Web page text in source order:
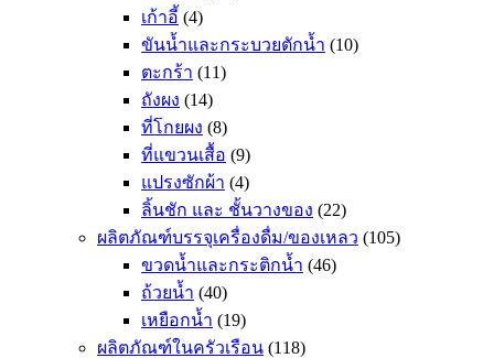
เก้าอี้ (4)
ขันน้ำและกระบวยตักน้ำ (10)
ตะกร้า (11)
ถังผง (14)
ที่โกยผง (8)
ที่แขวนเสื้อ (9)
แปรงซักผ้า (4)
ลิ้นชัก และ ชั้นวางของ (22)
ผลิตภัณฑ์บรรจุเครื่องดื่ม/ของเหลว (105)
ขวดน้ำและกระติกน้ำ (46)
ถ้วยน้ำ (40)
เหยือกน้ำ (19)
ผลิตภัณฑ์ในครัวเรือน (118)